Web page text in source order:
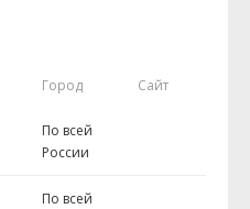
Город Сайт
По всей
России
По всей